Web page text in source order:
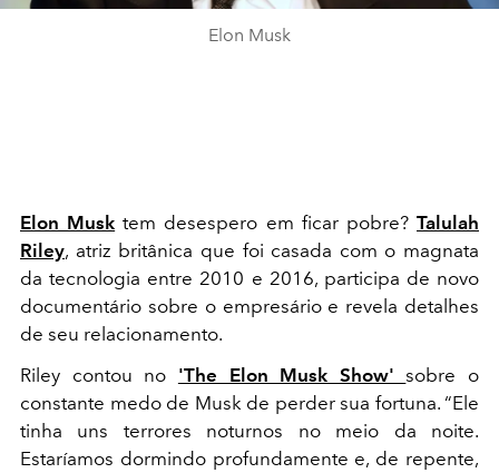
Elon Musk
Elon Musk tem desespero em ficar pobre?Talulah
Riley, atriz britânica que foi casada com o magnata
da tecnologia entre 2010 e 2016, participa de novo
documentário sobre o empresário e revela detalhes
de seu relacionamento.
Riley contou no 'The Elon Musk Show'sobre o
constante medo de Musk de perder sua fortuna. “Ele
tinha uns terrores noturnos no meio da noite.
Estaríamos dormindo profundamente e, de repente,